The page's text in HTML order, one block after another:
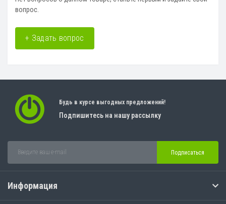
вопрос.
+ Задать вопрос
Будь в курсе выгодных предложений!
Подпишитесь на нашу рассылку
Подписаться
Информация